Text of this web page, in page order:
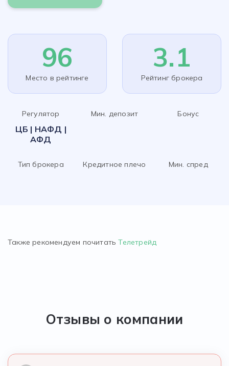
96
Место в рейтинге
3.1
Рейтинг брокера
Регулятор
ЦБ | НАФД |
АФД
Мин. депозит Бонус
Тип брокера Кредитное плечо Мин. спред
Также рекомендуем почитатьТелетрейд
Отзывы о компании